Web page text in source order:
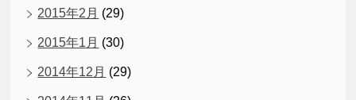
2015年2月 (29)
2015年1月 (30)
2014年12月 (29)